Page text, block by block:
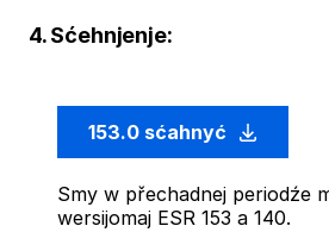
4. Sćehnjenje:
153.0 sćahnyć
Smy w přechadnej periodźe
wersijomaj ESR 153 a 140.